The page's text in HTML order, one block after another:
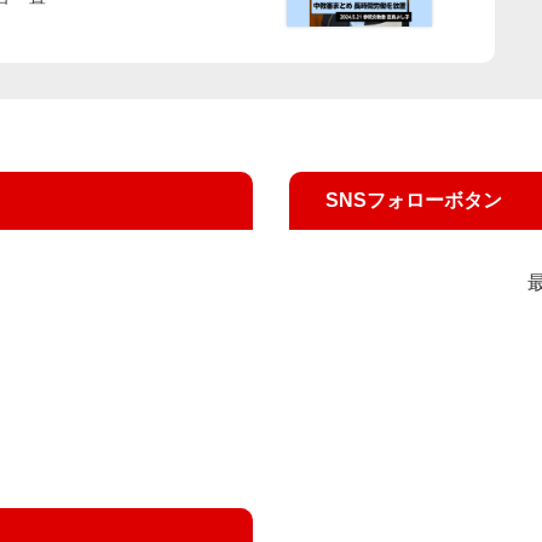
SNSフォローボタン